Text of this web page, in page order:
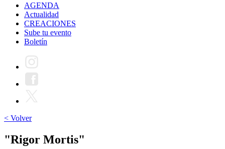
AGENDA
Actualidad
CREACIONES
Sube tu evento
Boletín
< Volver
"Rigor Mortis"